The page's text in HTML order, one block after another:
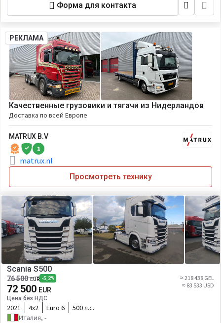
Форма для контакта
РЕКЛАМА
Качественные грузовики и тягачи из Нидерландов
Доставка по всей Европе
MATRUX B.V
1
matrux.nl
Просмотреть технику
Scania S500
76 500 EUR -5,2%
72 500 EUR
Цена без НДС
≈ 218 438 GEL
≈ 83 533 USD
2021 4х2 Euro 6
500 л.с.
Италия, -